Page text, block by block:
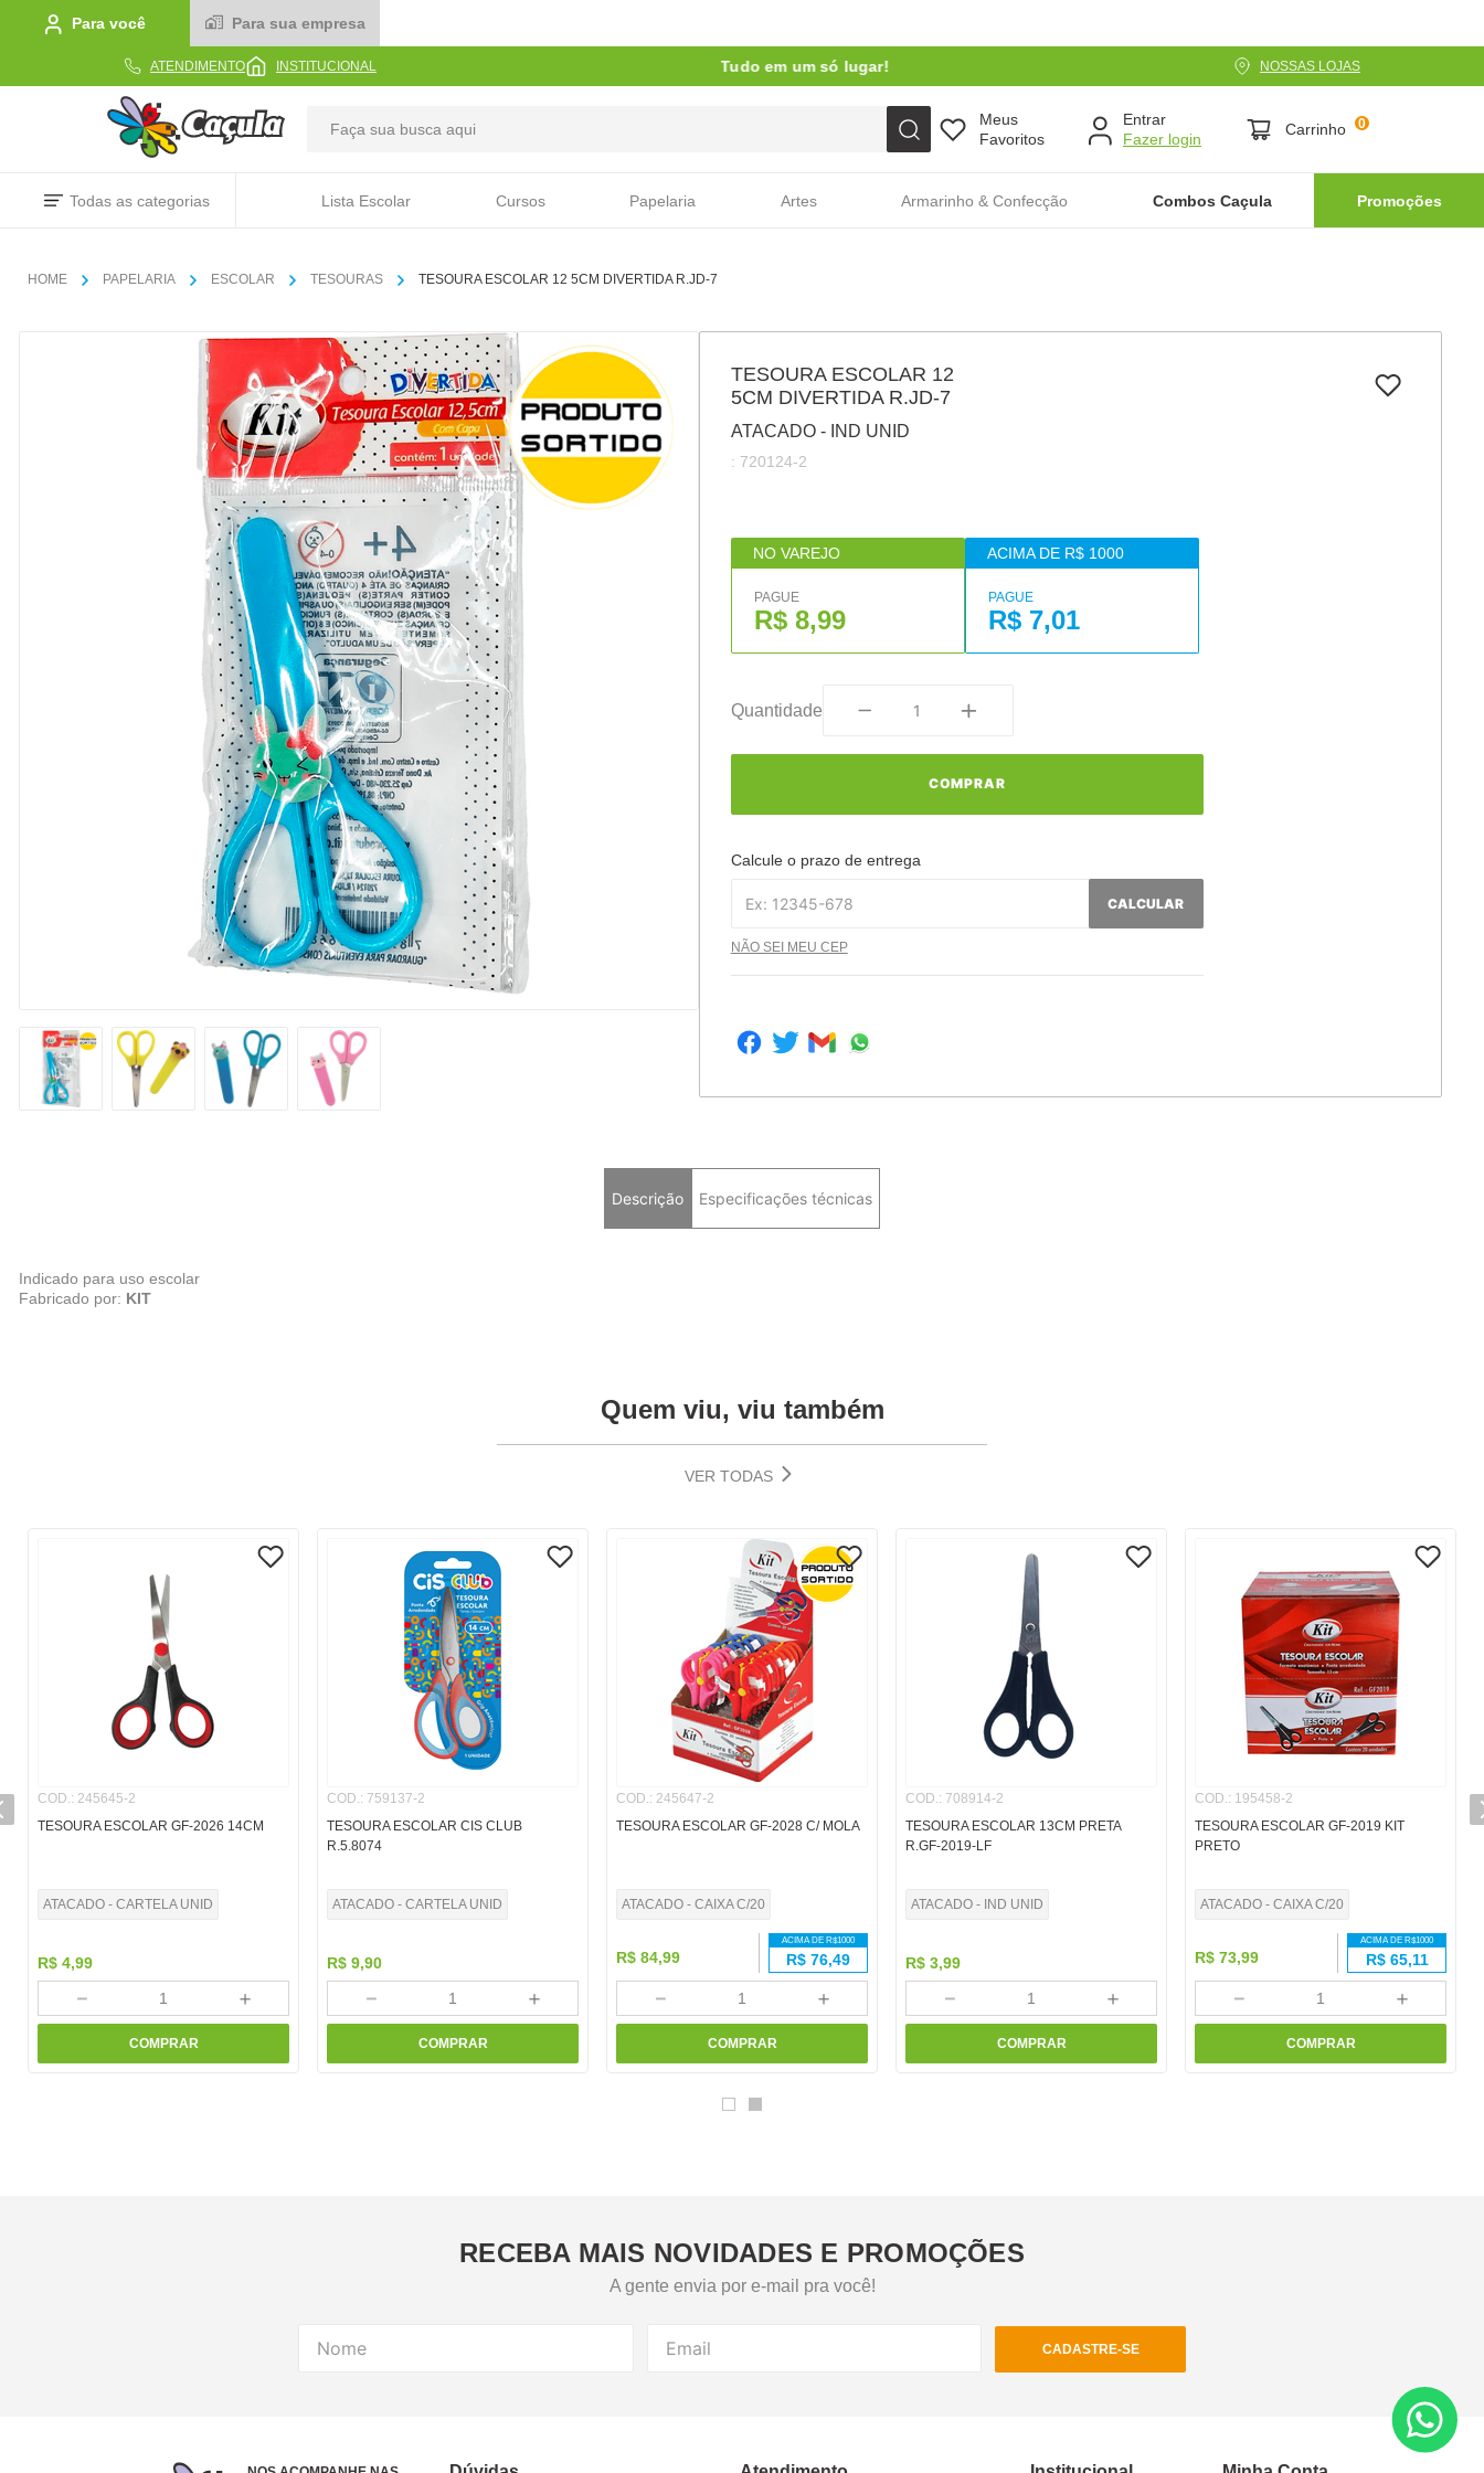
Para você Para sua empresa
ATENDIMENTO INSTITUCIONAL Tudo em um só lugar! NOSSAS LOJAS
Meus
Favoritos
Entrar
Carrinho 0
Todas as categorias Lista Escolar Cursos Papelaria Artes Armarinho & Confecção Combos Caçula Promoções
PAPELARIA ESCOLAR TESOURAS TESOURA ESCOLAR 12 5CM DIVERTIDA R.JD-7
TESOURA ESCOLAR 12
5CM DIVERTIDA R.JD-7
ATACADO - IND UNID
: 720124-2
NO VAREJO
PAGUE
R$ 8,99
ACIMA DE R$ 1000
PAGUE
R$ 7,01
Quantidade
COMPRAR
Calcule o prazo de entrega
CALCULAR
NÃO SEI MEU CEP
Descrição Especificações técnicas
Indicado para uso escolar
Fabricado por: KIT
Quem viu, viu também
VER TODAS
COD.: 245645-2
TESOURA ESCOLAR GF-2026 14CM
ATACADO - CARTELA UNID
R$ 4,99
＋
－
COMPRAR
COD.: 759137-2
TESOURA ESCOLAR CIS CLUB
R.5.8074
ATACADO - CARTELA UNID
R$ 9,90
＋
－
COMPRAR
COD.: 245647-2
TESOURA ESCOLAR GF-2028 C/ MOLA
ATACADO - CAIXA C/20
R$ 84,99
ACIMA DE R$1000
R$ 76,49
＋
－
COMPRAR
COD.: 708914-2
TESOURA ESCOLAR 13CM PRETA
R.GF-2019-LF
ATACADO - IND UNID
R$ 3,99
＋
－
COMPRAR
COD.: 195458-2
TESOURA ESCOLAR GF-2019 KIT
PRETO
ATACADO - CAIXA C/20
R$ 73,99
ACIMA DE R$1000
R$ 65,11
＋
－
COMPRAR
RECEBA MAIS NOVIDADES E PROMOÇÕES
A gente envia por e-mail pra você!
CADASTRE-SE
TERMOS MAIS BUSCADOS
caixa
6º papel
pincel
8º cola
9º barbante
10 º fita